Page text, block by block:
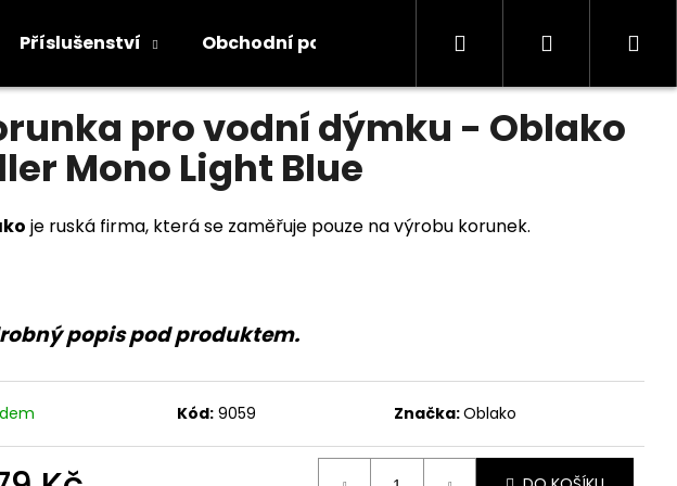
Příslušenství Obchodní podmínky Kontakty Informace
Hledat Přihlášení
pro vodní dýmku - Oblako
Mono Light Blue
je ruská firma, která se zaměřuje pouze na výrobu korunek.
popis pod produktem.
Kód: 9059 Značka:Oblako